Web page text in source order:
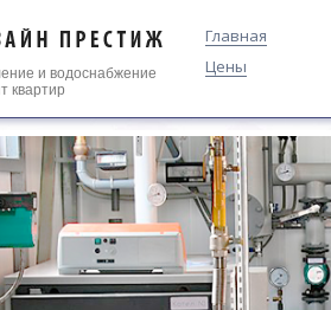
и водоснабжение
квартир
Главная
Цены